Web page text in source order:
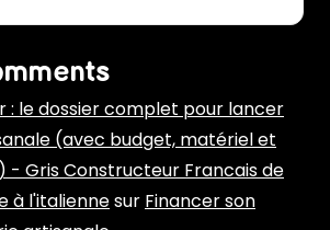
: le dossier complet pour lancer
(avec budget, matériel et
- Gris Constructeur Francais de
à l'italiennesur Financer son